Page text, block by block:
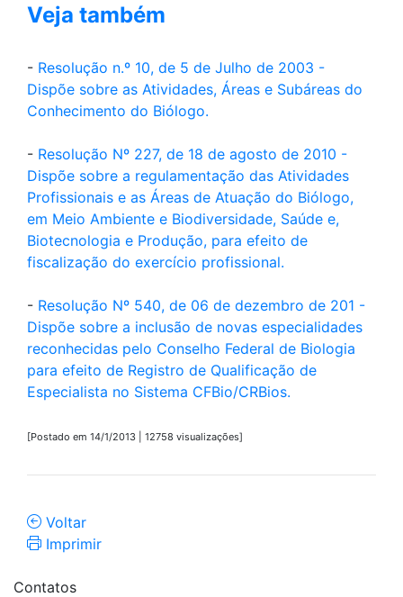
Veja também
- Resolução n.º 10, de 5 de Julho de 2003 -
Dispõe sobre as Atividades, Áreas e Subáreas do
Conhecimento do Biólogo.
- Resolução Nº 227, de 18 de agosto de 2010 -
Dispõe sobre a regulamentação das Atividades
Profissionais e as Áreas de Atuação do Biólogo,
em Meio Ambiente e Biodiversidade, Saúde e,
Biotecnologia e Produção, para efeito de
fiscalização do exercício profissional.
- Resolução Nº 540, de 06 de dezembro de 201 -
Dispõe sobre a inclusão de novas especialidades
reconhecidas pelo Conselho Federal de Biologia
para efeito de Registro de Qualificação de
Especialista no Sistema CFBio/CRBios.
[Postado em 14/1/2013 | 12758 visualizações]
Voltar
Imprimir
Contatos